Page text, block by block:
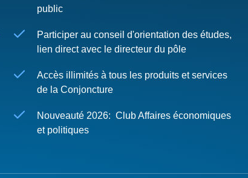
public
Participer au conseil d'orientation des études,
lien direct avec le directeur du pôle
Accès illimités à tous les produits et services
de la Conjoncture
Nouveauté 2026: Club Affaires économiques
et politiques